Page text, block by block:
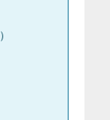
）